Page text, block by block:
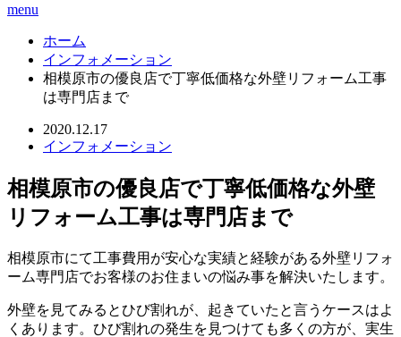
menu
ホーム
インフォメーション
相模原市の優良店で丁寧低価格な外壁リフォーム工事
は専門店まで
2020.12.17
インフォメーション
相模原市の優良店で丁寧低価格な外壁
リフォーム工事は専門店まで
相模原市にて工事費用が安心な実績と経験がある外壁リフォ
ーム専門店でお客様のお住まいの悩み事を解決いたします。
外壁を見てみるとひび割れが、起きていたと言うケースはよ
くあります。ひび割れの発生を見つけても多くの方が、実生